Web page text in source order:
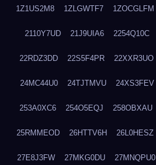
1Z1US2M8 1ZLGWTF7 1ZOCGLFM
2110Y7UD 21J9UIA6 2254Q10C
22RDZ3DD 22S5F4PR 22XXR3UO
24MC44U0 24TJTMVU 24XS3FEV
253A0XC6 254O5EQJ 258OBXAU
25RMMEOD 26HTTV6H 26L0HESZ
27E8J3FW 27MKG0DU 27MNQPU0